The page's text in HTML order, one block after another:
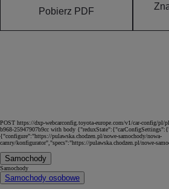
Pobierz PDF
POST https://dxp-webcarconfig.toyota-europe.com/v1/car-config/pl/
b968-25947907b9cc with body
{"configure":"https://pulawska.chodzen.pl/nowe-samochody/nowa-
camry/konfigurator","specs":"https://pulawska.chodzen.pl/nowe-
Samochody
Samochody
Samochody osobowe